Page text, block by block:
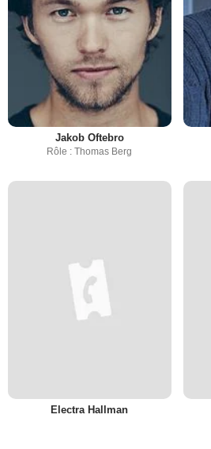
Jakob Oftebro
Rôle : Thomas Berg
Electra Hallman